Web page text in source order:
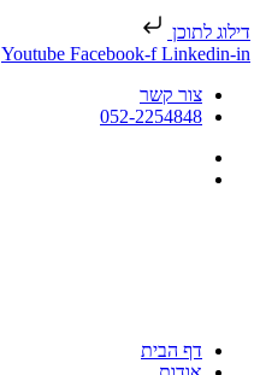
דילוג לתוכן
Youtube Facebook-f Linkedin-in
צור קשר
052-2254848
דף הבית